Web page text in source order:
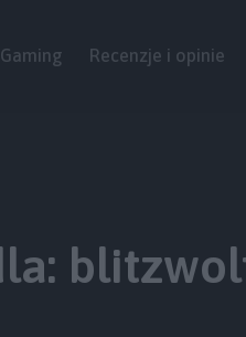
Gaming Recenzje i opinie